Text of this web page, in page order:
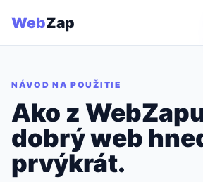
WebZap
NÁVOD NA POUŽITIE
Ako z
dobrý web
prvýkrát.